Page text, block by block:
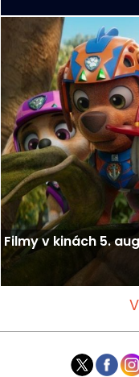
Filmy v kinách 5.